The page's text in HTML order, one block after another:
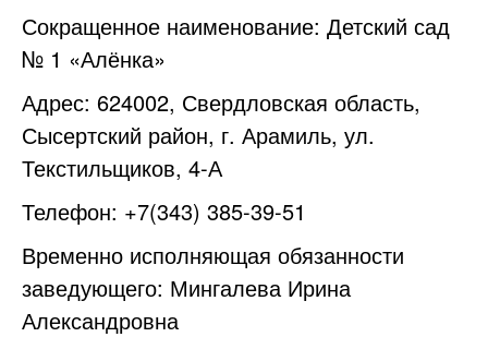
Сокращенное наименование: Детский сад
№ 1 «Алёнка»
Адрес: 624002, Свердловская область,
Сысертский район, г. Арамиль, ул.
Текстильщиков, 4-А
Телефон: +7(343) 385-39-51
Временно исполняющая обязанности
заведующего: Мингалева Ирина
Александровна